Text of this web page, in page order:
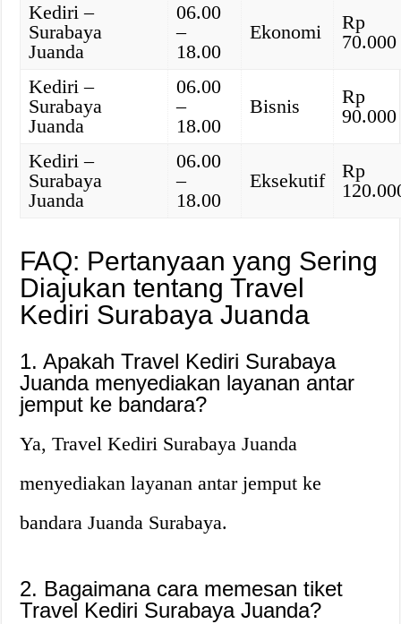
Kediri –
Surabaya
Juanda
06.00
–
18.00
Ekonomi
Rp
70.000
Kediri –
Surabaya
Juanda
06.00
–
18.00
Bisnis
Rp
90.000
Kediri –
Surabaya
Juanda
06.00
–
18.00
Eksekutif
Rp
FAQ: Pertanyaan yang Sering
Diajukan tentang Travel
Kediri Surabaya Juanda
1. Apakah Travel Kediri Surabaya
Juanda menyediakan layanan antar
jemput ke bandara?
Ya, Travel Kediri Surabaya Juanda
menyediakan layanan antar jemput ke
bandara Juanda Surabaya.
2. Bagaimana cara memesan tiket
Travel Kediri Surabaya Juanda?